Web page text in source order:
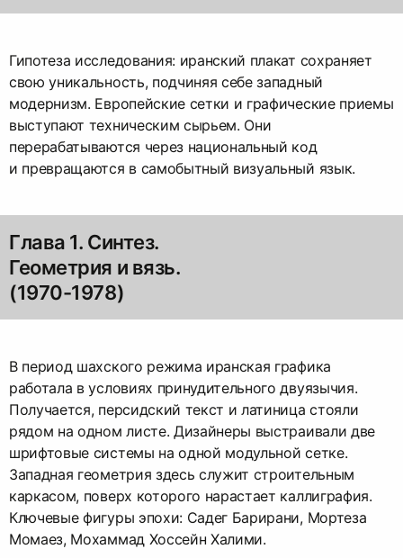
Гипотеза исследования: иранский плакат сохраняет
свою уникальность, подчиняя себе западный
модернизм. Европейские сетки и графические приемы
выступают техническим сырьем. Они
перерабатываются через национальный код
и превращаются в самобытный визуальный язык.
Глава 1. Синтез.
Геометрия и вязь.
(1970-1978)
В период шахского режима иранская графика
работала в условиях принудительного двуязычия.
Получается, персидский текст и латиница стояли
рядом на одном листе. Дизайнеры выстраивали две
шрифтовые системы на одной модульной сетке.
Западная геометрия здесь служит строительным
каркасом, поверх которого нарастает каллиграфия.
Ключевые фигуры эпохи: Садег Барирани, Мортеза
Момаез, Мохаммад Хоссейн Халими.